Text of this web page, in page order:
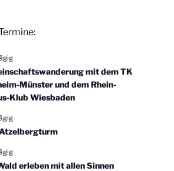
mit dem TK
Münster und dem Rhein-
Klub Wiesbaden
erleben mit allen Sinnen